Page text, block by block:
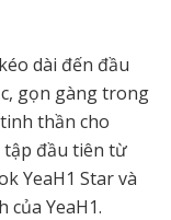
dài đến đầu
gọn gàng trong
thần cho
tập đầu tiên từ
YeaH1 Star và
YeaH1.